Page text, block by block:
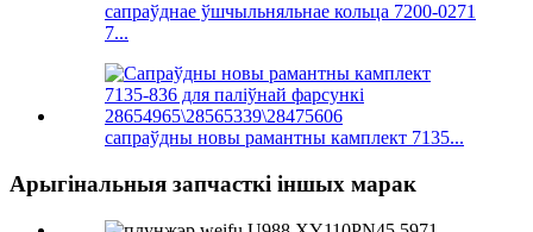
сапраўднае ўшчыльняльнае кольца 7200-0271
7...
сапраўдны новы рамантны камплект 7135...
Арыгінальныя запчасткі іншых марак